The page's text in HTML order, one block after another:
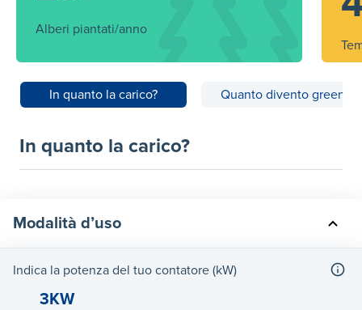
Alberi piantati/anno
In quanto la carico? Quanto divento green?
In quanto la carico?
Modalità d’uso
Indica la potenza del tuo contatore (kW)
3KW